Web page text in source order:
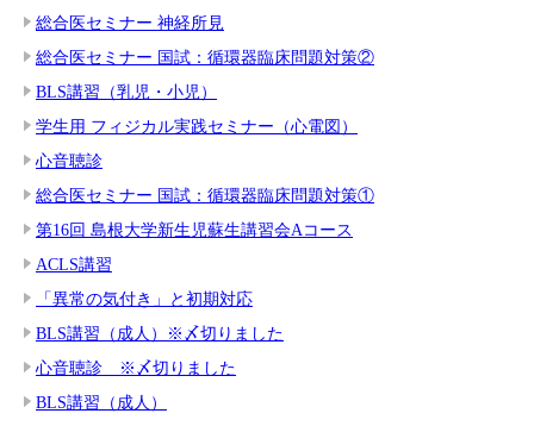
総合医セミナー 神経所見
総合医セミナー 国試：循環器臨床問題対策②
BLS講習（乳児・小児）
学生用 フィジカル実践セミナー（心電図）
心音聴診
総合医セミナー 国試：循環器臨床問題対策①
第16回 島根大学新生児蘇生講習会Aコース
ACLS講習
「異常の気付き」と初期対応
BLS講習（成人）※〆切りました
心音聴診 ※〆切りました
BLS講習（成人）